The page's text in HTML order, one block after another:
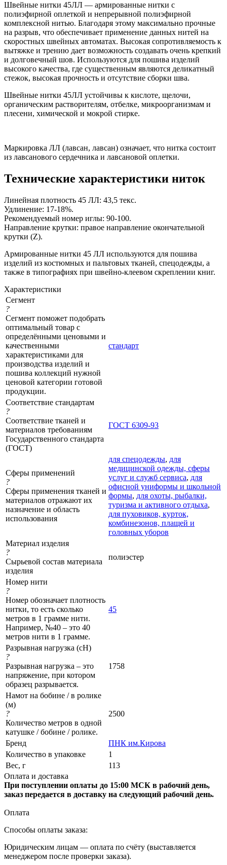
Швейные нитки 45ЛЛ — армированные нитки с
полиэфирной оплеткой и непрерывной полиэфирной
комплексной нитью. Благодаря этому максимально прочные
на разрыв, что обеспечивает применение данных нитей на
скоростных швейных автоматах. Высокая сопротивляемость к
вытяжке и трению дает возможность создавать очень крепкий
и долговечный шов. Используются для пошива изделий
высокого качества, где существенным являются деликатный
стежок, высокая прочность и отсутствие сборки шва.
Швейные нитки 45ЛЛ устойчивы к кислоте, щелочи,
органическим растворителям, отбелке, микроорганизмам и
плесени, химической и мокрой стирке.
Маркировка ЛЛ (лавсан, лавсан) означает, что нитка состоит
из лавсанового сердечника и лавсановой оплетки.
Технические характеристики ниток
Линейная плотность 45 ЛЛ: 43,5 текс.
Удлинение: 17-18%.
Рекомендуемый номер иглы: 90-100.
Направление крутки: правое направление окончательной
крутки (Z).
Армированные нитки 45 ЛЛ используются для пошива
изделий из костюмных и пальтовых тканей, спецодежды, а
также в типографиях при швейно-клеевом скреплении книг.
Характеристики
Сегмент
?
Сегмент поможет подобрать
оптимальный товар с
определёнными ценовыми и
качественными
характеристиками для
производства изделий и
пошива коллекций нужной
ценовой категории готовой
продукции.
стандарт
Соответствие стандартам
?
Соответствие тканей и
материалов требованиям
Государственного стандарта
(ГОСТ)
ГОСТ 6309-93
Сферы применений
?
Сферы применения тканей и
материалов отражают их
назначение и область
использования
для спецодежды, для
медицинской одежды, сферы
услуг и служб сервиса, для
офисной униформы и школьной
формы, для охоты, рыбалки,
туризма и активного отдыха,
для пуховиков, курток,
комбинезонов, плащей и
головных уборов
Материал изделия
?
Сырьевой состав материала
изделия
полиэстер
Номер нити
?
Номер обозначает плотность
нитки, то есть сколько
метров в 1 грамме нити.
Например, №40 – это 40
метров нити в 1 грамме.
45
Разрывная нагрузка (сН)
?
Разрывная нагрузка – это
напряжение, при котором
образец разрывается.
1758
Намот на бобине / в ролике
(м)
?
Количество метров в одной
катушке / бобине / ролике.
2500
Бренд
ПНК им.Кирова
Количество в упаковке
1
Вес, г
113
Оплата и доставка
При поступлении оплаты до 15:00 МСК в рабочий день,
заказ передается в доставку на следующий рабочий день.
Оплата
Способы оплаты заказа:
Юридическим лицам — оплата по счёту (выставляется
менеджером после проверки заказа).